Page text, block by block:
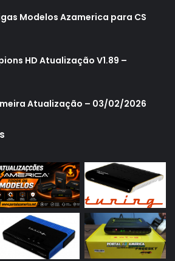
S1006 Plus
S1007 New
S1007 Plus
S1009
S2005
S2010
S2015
S922
S922 Mini
S928
Modelos Azamerica para CS
HD Atualização V1.89 –
Atualização – 03/02/2026